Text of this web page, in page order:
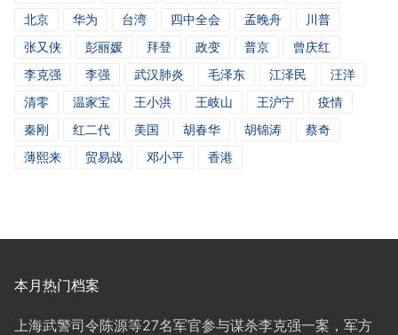
北京
华为 台湾 四中全会 孟晚舟
川普
张又侠
彭丽媛 拜登 政变 普京
曾庆红
李克强
李强 武汉肺炎 毛泽东 江泽民
汪洋
清零
温家宝 王小洪 王岐山 王沪宁
疫情
秦刚
红二代 美国 胡春华 胡锦涛
蔡奇
薄熙来
贸易战 邓小平 香港
本月热门档案
上海武警司令陈源等27名军官参与谋杀李克强一案，军方